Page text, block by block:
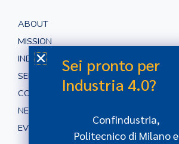
ABOUT
MISSION
INDUSTRIA 4.0
SERVIZI
CONTATTI
NEWS
EVENTI
Sei pronto per
Industria 4.0?
Confindustria,
Politecnico di Milano e